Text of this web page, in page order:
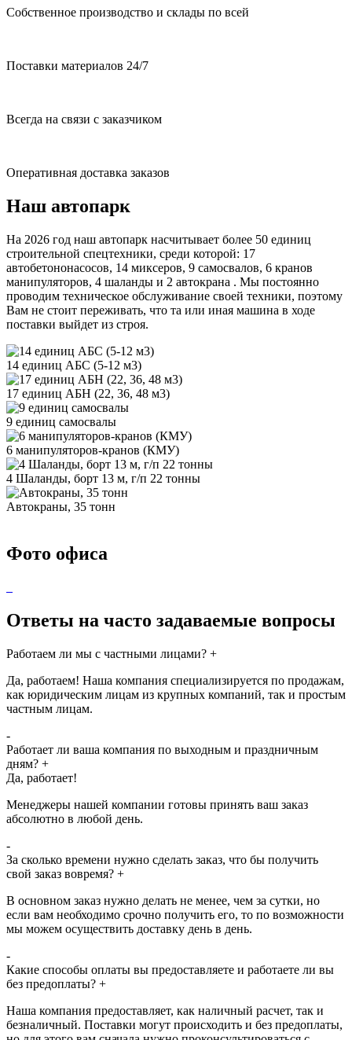
Собственное производство и склады по всей
Поставки материалов 24/7
Всегда на связи с заказчиком
Оперативная доставка заказов
Наш автопарк
На 2026 год наш автопарк насчитывает более 50 единиц
строительной спецтехники, среди которой: 17
автобетононасосов, 14 миксеров, 9 самосвалов, 6 кранов
манипуляторов, 4 шаланды и 2 автокрана . Мы постоянно
проводим техническое обслуживание своей техники, поэтому
Вам не стоит переживать, что та или иная машина в ходе
поставки выйдет из строя.
14 единиц АБС (5-12 м3)
17 единиц АБН (22, 36, 48 м3)
9 единиц самосвалы
6 манипуляторов-кранов (КМУ)
4 Шаланды, борт 13 м, г/п 22 тонны
Автокраны, 35 тонн
Фото офиса
Ответы на часто задаваемые вопросы
Работаем ли мы с частными лицами? +
Да, работаем! Наша компания специализируется по продажам,
как юридическим лицам из крупных компаний, так и простым
частным лицам.
-
Работает ли ваша компания по выходным и праздничным
дням? +
Да, работает!
Менеджеры нашей компании готовы принять ваш заказ
абсолютно в любой день.
-
За сколько времени нужно сделать заказ, что бы получить
свой заказ вовремя? +
В основном заказ нужно делать не менее, чем за сутки, но
если вам необходимо срочно получить его, то по возможности
мы можем осуществить доставку день в день.
-
Какие способы оплаты вы предоставляете и работаете ли вы
без предоплаты? +
Наша компания предоставляет, как наличный расчет, так и
безналичный. Поставки могут происходить и без предоплаты,